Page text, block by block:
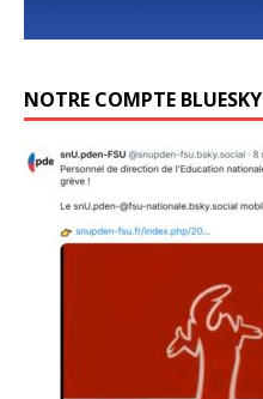
NOTRE COMPTE BLUESKY